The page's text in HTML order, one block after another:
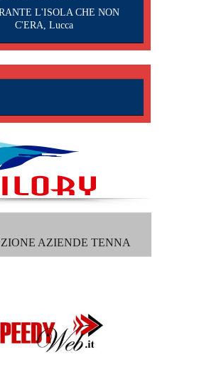
L'ISOLA CHE NON
C'ERA, Lucca
AZIENDE TENNA